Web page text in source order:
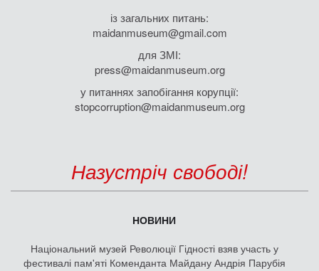
із загальних питань:
maidanmuseum@gmail.com
для ЗМІ:
press@maidanmuseum.org
у питаннях запобігання корупції:
stopcorruption@maidanmuseum.org
Назустріч свободі!
НОВИНИ
Національний музей Революції Гідності взяв участь у
фестивалі пам'яті Коменданта Майдану Андрія Парубія